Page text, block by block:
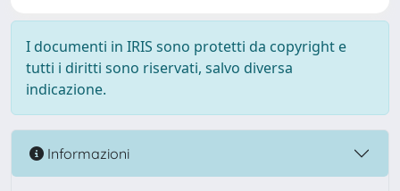
I documenti in IRIS sono protetti da copyright e
tutti i diritti sono riservati, salvo diversa
indicazione.
Informazioni